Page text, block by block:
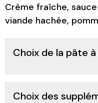
Crème fraîche,
viande hachée,
Choix de la pâte à
Choix des